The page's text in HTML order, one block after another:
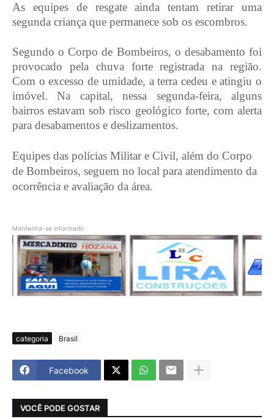
As equipes de resgate ainda tentam retirar uma
segunda criança que permanece sob os escombros.
Segundo o Corpo de Bombeiros, o desabamento foi
provocado pela chuva forte registrada na região.
Com o excesso de umidade, a terra cedeu e atingiu o
imóvel. Na capital, nessa segunda-feira, alguns
bairros estavam sob risco geológico forte, com alerta
para desabamentos e deslizamentos.
Equipes das polícias Militar e Civil, além do Corpo
de Bombeiros, seguem no local para atendimento da
ocorrência e avaliação da área.
Mantenha-se informado
categoria Brasil
Facebook
VOCÊ PODE GOSTAR